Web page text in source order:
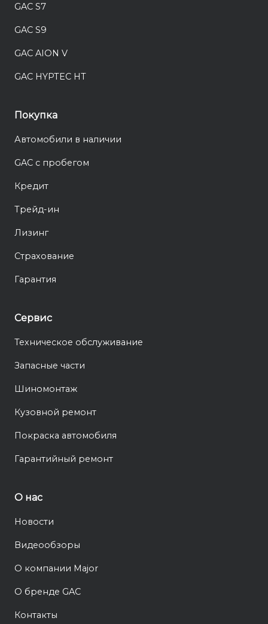
GAC S7
GAC S9
GAC AION V
GAC HYPTEC HT
Покупка
Автомобили в наличии
GAC с пробегом
Кредит
Трейд-ин
Лизинг
Страхование
Гарантия
Сервис
Техническое обслуживание
Запасные части
Шиномонтаж
Кузовной ремонт
Покраска автомобиля
Гарантийный ремонт
О нас
Новости
Видеообзоры
О компании Major
О бренде GAC
Контакты